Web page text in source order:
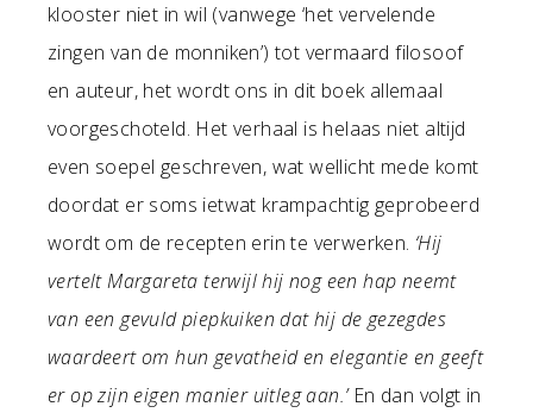
klooster niet in wil (vanwege ‘het vervelende
zingen van de monniken’) tot vermaard filosoof
en auteur, het wordt ons in dit boek allemaal
voorgeschoteld. Het verhaal is helaas niet altijd
even soepel geschreven, wat wellicht mede komt
doordat er soms ietwat krampachtig geprobeerd
wordt om de recepten erin te verwerken. ‘Hij
vertelt Margareta terwijl hij nog een hap neemt
van een gevuld piepkuiken dat hij de gezegdes
waardeert om hun gevatheid en elegantie en geeft
er op zijn eigen manier uitleg aan.’En dan volgt in